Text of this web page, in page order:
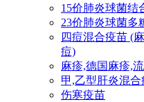
15价肺炎球菌结
23价肺炎球菌多
四痘混合疫苗 (
痘)
麻疹,德国麻疹,
甲,乙型肝炎混合
伤寒疫苗